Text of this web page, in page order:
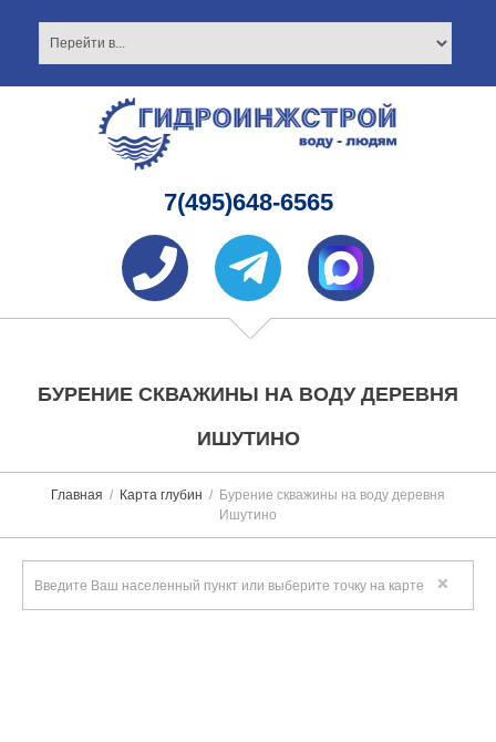
7(495)648-6565
БУРЕНИЕ СКВАЖИНЫ НА ВОДУ ДЕРЕВНЯ
ИШУТИНО
Главная Карта глубин
Бурение скважины на воду деревня
Ишутино